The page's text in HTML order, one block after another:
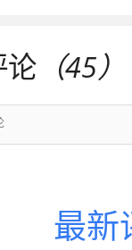
论 （45）
最新